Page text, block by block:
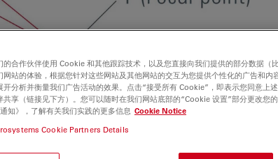
的合作伙伴使用 Cookie 和其他跟踪技术，以及您直接向我们提供的部分数据（
网站的体验，根据您针对这些网站及其他网站的交互为您提供个性化的广告和内
开分析并衡量我们广告活动的效果。点击“接受所有 Cookie”，即表示您同意上
共享（链接见下方）。您可以随时在我们网站底部的“Cookie 设置”部分更改您
通知》，了解有关我们实践的更多信息 Cookie Notice
Cookie Partners Details